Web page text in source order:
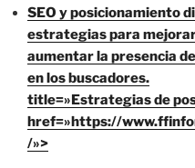
SEO y posicionamiento
estrategias para
aumentar la presencia
en los buscadores.
title=»Estrategias de
href=»https://
/»>